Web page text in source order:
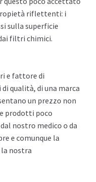
riflettenti: i
sulla superficie
filtri chimici.
e fattore di
qualità, di una marca
un prezzo non
prodotti poco
nostro medico o da
e comunque la
nostra